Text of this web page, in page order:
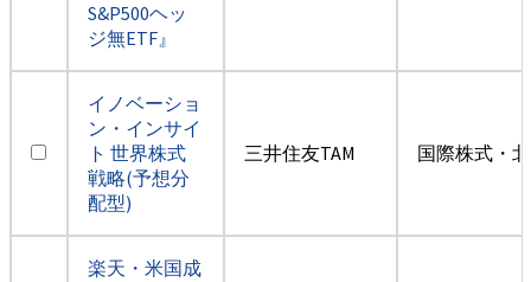
S&P500ヘッ
ジ無ETF』
イノベーショ
ン・インサイ
ト 世界株式
戦略(予想分
配型)
三井住友TAM 国際株式・
楽天・米国成